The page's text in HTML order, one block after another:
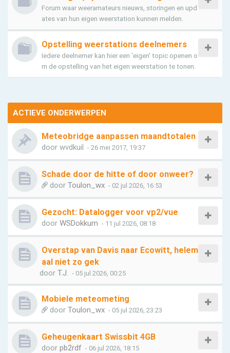
Forum waar weeramateurs nieuws, storingen en upd
ates van hun eigen weerstation kunnen melden.
Opstelling weerstations deelnemers
Iedere deelnemer kan hier een 'eigen' topic openen o
m de opstelling van het eigen weerstation te tonen.
ACTIEVE ONDERWERPEN
Meteobridge aanpassen maandtotalen
door wvdkuil - 26 mei 2017, 19:37
Schade door de hitte of door onweer?
door Toulon_wx - 02 jul 2026, 16:53
Gezocht: Datalogger voor vp2/vue
door WSDokkum - 11 jul 2026, 08:18
Overstap van Davis naar Ecowitt, helem
aal niet zo gek
door T.J. - 05 jul 2026, 00:25
Mobiele meteometing
door Toulon_wx - 05 jul 2026, 23:23
Geheugenkaart Swissbit 4GB
door pb2rdf - 06 jul 2026, 18:15